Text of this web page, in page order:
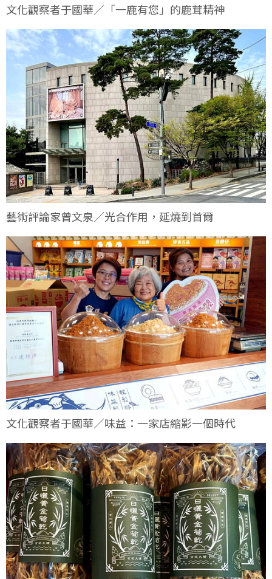
文化觀察者于國華／「一鹿有您」的鹿茸精神
藝術評論家曾文泉／光合作用，延燒到首爾
文化觀察者于國華／味益：一家店縮影一個時代